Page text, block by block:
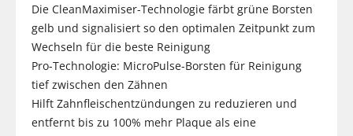
Die CleanMaximiser-Technologie färbt grüne Borsten
gelb und signalisiert so den optimalen Zeitpunkt zum
Wechseln für die beste Reinigung
Pro-Technologie: MicroPulse-Borsten für Reinigung
tief zwischen den Zähnen
Hilft Zahnfleischentzündungen zu reduzieren und
entfernt bis zu 100% mehr Plaque als eine